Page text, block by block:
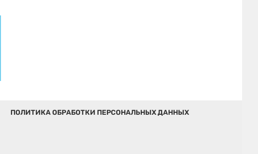
ПОЛИТИКА ОБРАБОТКИ ПЕРСОНАЛЬНЫХ ДАННЫХ